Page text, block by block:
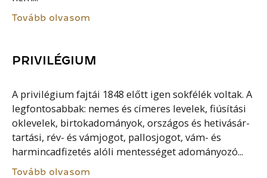
Tovább olvasom
PRIVILÉGIUM
A privilégium fajtái 1848 előtt igen sokfélék voltak. A
legfontosabbak: nemes és címeres levelek, fiúsítási
oklevelek, birtokadományok, országos és hetivásár-
tartási, rév- és vámjogot, pallosjogot, vám- és
harmincadfizetés alóli mentességet adományozó...
Tovább olvasom